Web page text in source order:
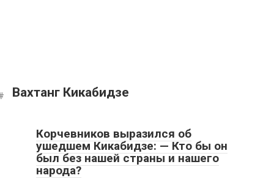
Вахтанг Кикабидзе
Корчевников выразился об
ушедшем Кикабидзе: — Кто бы он
был без нашей страны и нашего
народа?